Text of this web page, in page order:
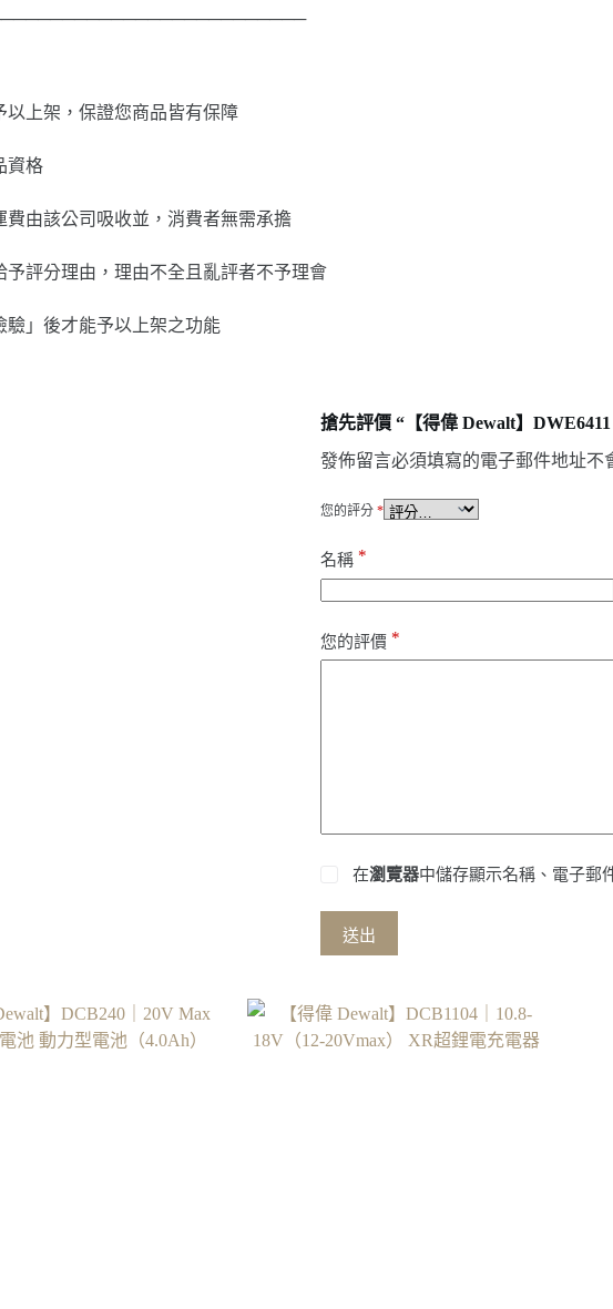
以上架，保證您商品皆有保障
資格
費由該公司吸收並，消費者無需承擔
予評分理由，理由不全且亂評者不予理會
驗」後才能予以上架之功能
搶先評價 “【得偉 Dewalt】
發佈留言必須填寫的電子郵件地址不
您的評分 *
名稱 *
您的評價 *
在瀏覽器中儲存顯示名稱、電子郵
送出